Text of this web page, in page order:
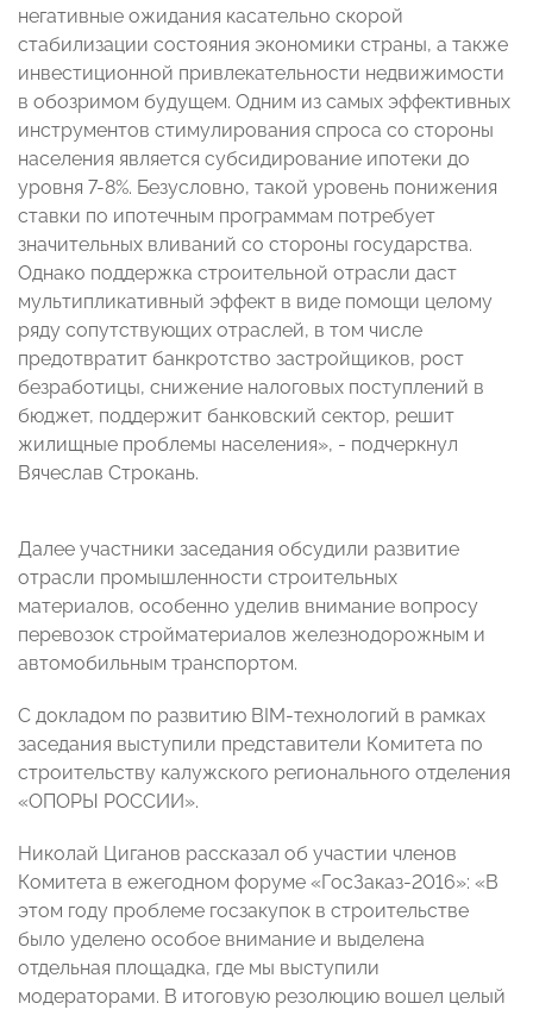
негативные ожидания касательно скорой
стабилизации состояния экономики страны, а также
инвестиционной привлекательности недвижимости
в обозримом будущем. Одним из самых эффективных
инструментов стимулирования спроса со стороны
населения является субсидирование ипотеки до
уровня 7-8%. Безусловно, такой уровень понижения
ставки по ипотечным программам потребует
значительных вливаний со стороны государства.
Однако поддержка строительной отрасли даст
мультипликативный эффект в виде помощи целому
ряду сопутствующих отраслей, в том числе
предотвратит банкротство застройщиков, рост
безработицы, снижение налоговых поступлений в
бюджет, поддержит банковский сектор, решит
жилищные проблемы населения», - подчеркнул
Вячеслав Строкань.
Далее участники заседания обсудили развитие
отрасли промышленности строительных
материалов, особенно уделив внимание вопросу
перевозок стройматериалов железнодорожным и
автомобильным транспортом.
С докладом по развитию BIM-технологий в рамках
заседания выступили представители Комитета по
строительству калужского регионального отделения
«ОПОРЫ РОССИИ».
Николай Циганов рассказал об участии членов
Комитета в ежегодном форуме «ГосЗаказ-2016»: «В
этом году проблеме госзакупок в строительстве
было уделено особое внимание и выделена
отдельная площадка, где мы выступили
модераторами. В итоговую резолюцию вошел целый